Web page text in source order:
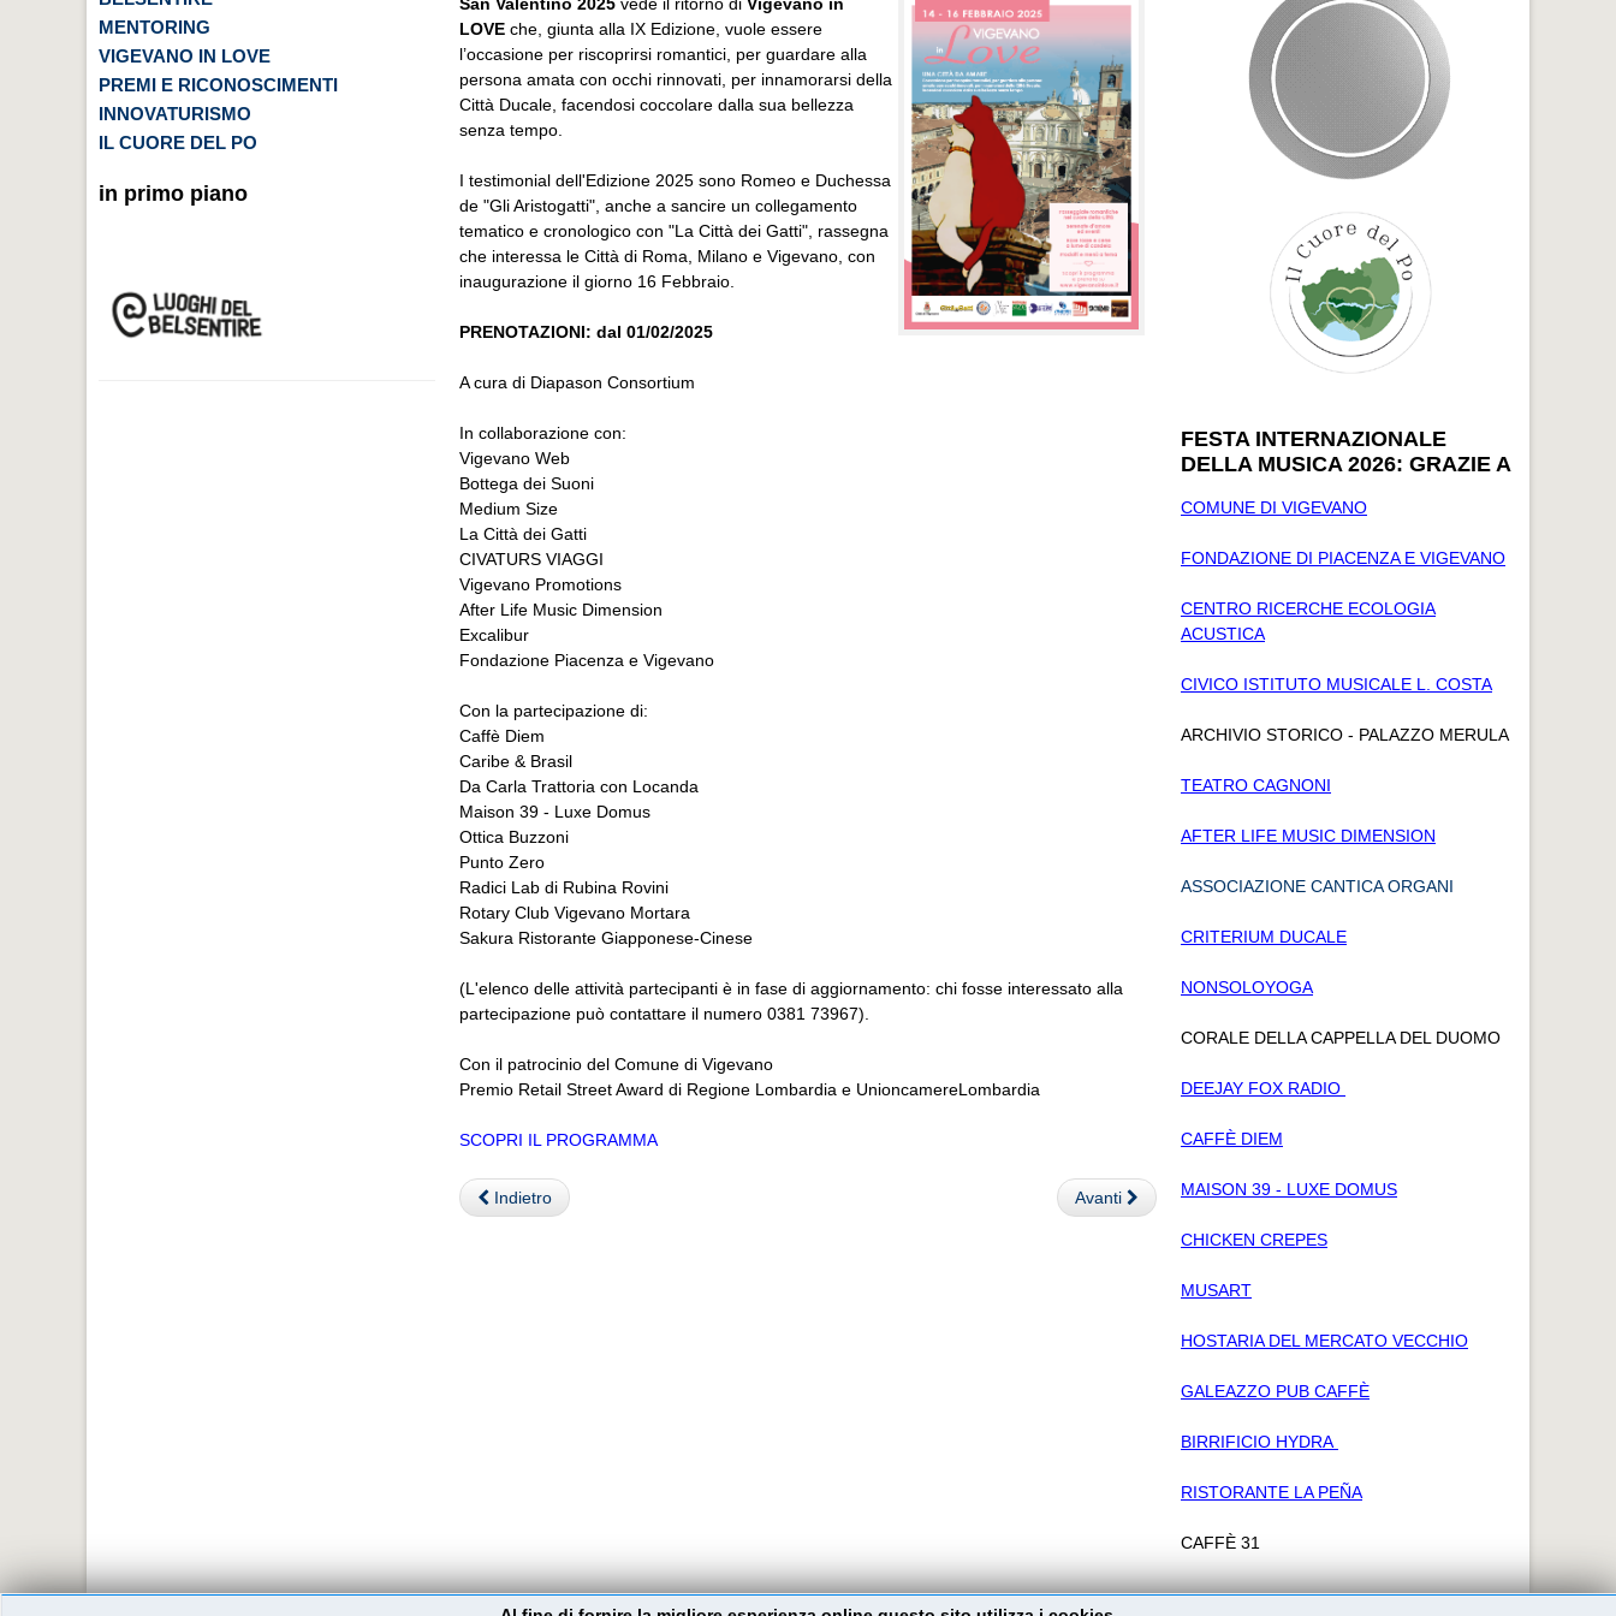
MENTORING
VIGEVANO IN LOVE
PREMI E RICONOSCIMENTI
INNOVATURISMO
IL CUORE DEL PO
in primo piano
LOVE che, giunta alla IX Edizione, vuole essere
l’occasione per riscoprirsi romantici, per guardare alla
persona amata con occhi rinnovati, per innamorarsi della
Città Ducale, facendosi coccolare dalla sua bellezza
senza tempo.
I testimonial dell'Edizione 2025 sono Romeo e Duchessa
de "Gli Aristogatti", anche a sancire un collegamento
tematico e cronologico con "La Città dei Gatti", rassegna
che interessa le Città di Roma, Milano e Vigevano, con
inaugurazione il giorno 16 Febbraio.
PRENOTAZIONI: dal 01/02/2025
A cura di Diapason Consortium
In collaborazione con:
Vigevano Web
Bottega dei Suoni
Medium Size
La Città dei Gatti
CIVATURS VIAGGI
Vigevano Promotions
After Life Music Dimension
Excalibur
Fondazione Piacenza e Vigevano
Con la partecipazione di:
Caffè Diem
Caribe & Brasil
Da Carla Trattoria con Locanda
Maison 39 - Luxe Domus
Ottica Buzzoni
Punto Zero
Radici Lab di Rubina Rovini
Rotary Club Vigevano Mortara
Sakura Ristorante Giapponese-Cinese
(L'elenco delle attività partecipanti è in fase di aggiornamento: chi fosse interessato alla
partecipazione può contattare il numero 0381 73967).
Con il patrocinio del Comune di Vigevano
Premio Retail Street Award di Regione Lombardia e UnioncamereLombardia
SCOPRI IL PROGRAMMA
Indietro Avanti
FESTA INTERNAZIONALE
DELLA MUSICA 2026: GRAZIE A
COMUNE DI VIGEVANO
FONDAZIONE DI PIACENZA E VIGEVANO
CENTRO RICERCHE ECOLOGIA
ACUSTICA
CIVICO ISTITUTO MUSICALE L. COSTA
ARCHIVIO STORICO - PALAZZO MERULA
TEATRO CAGNONI
AFTER LIFE MUSIC DIMENSION
ASSOCIAZIONE CANTICA ORGANI
CRITERIUM DUCALE
NONSOLOYOGA
CORALE DELLA CAPPELLA DEL DUOMO
DEEJAY FOX RADIO
CAFFÈ DIEM
MAISON 39 - LUXE DOMUS
CHICKEN CREPES
MUSART
HOSTARIA DEL MERCATO VECCHIO
GALEAZZO PUB CAFFÈ
BIRRIFICIO HYDRA
RISTORANTE LA PEÑA
CAFFÈ 31